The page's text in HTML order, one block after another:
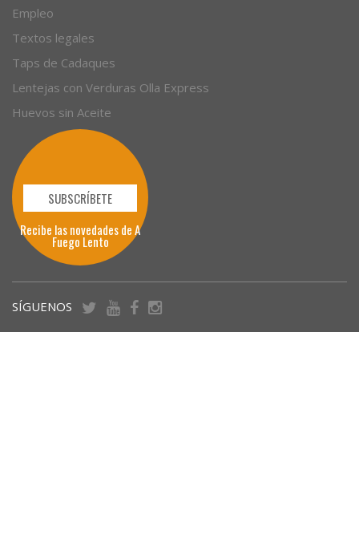
Empleo
Textos legales
Taps de Cadaques
Lentejas con Verduras Olla Express
Huevos sin Aceite
SUBSCRÍBETE
Recibe las novedades de A
Fuego Lento
SÍGUENOS